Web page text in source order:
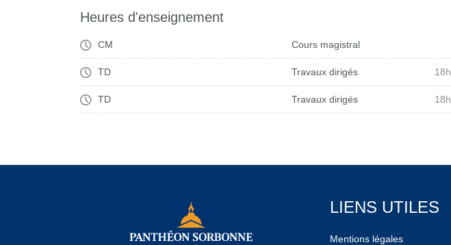
Heures d'enseignement
CM Cours magistral
TD Travaux dirigés 18h
TD Travaux dirigés 18h
LIENS UTILES
Mentions légales